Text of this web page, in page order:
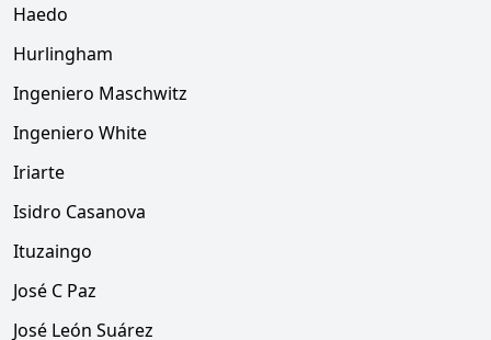
Haedo
Hurlingham
Ingeniero Maschwitz
Ingeniero White
Iriarte
Isidro Casanova
Ituzaingo
José C Paz
José León Suárez